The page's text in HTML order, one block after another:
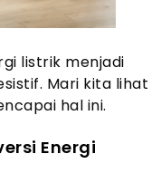
listrik menjadi
Mari kita lihat
hal ini.
Energi